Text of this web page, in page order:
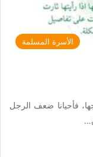
الأسرة المسلمة
فأحيانا ضعف الرجل